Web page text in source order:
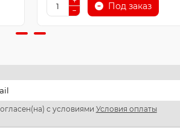
Под заказ
с условиями Условия оплаты